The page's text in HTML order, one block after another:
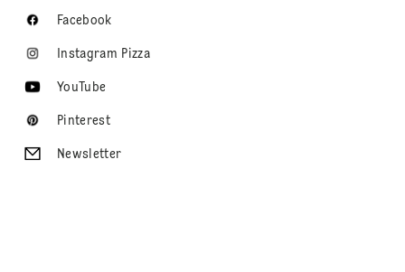
Facebook
Instagram Pizza
YouTube
Pinterest
Newsletter